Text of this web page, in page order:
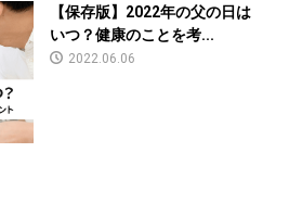
【保存版】2022年の父の日は
いつ？健康のことを考...
2022.06.06